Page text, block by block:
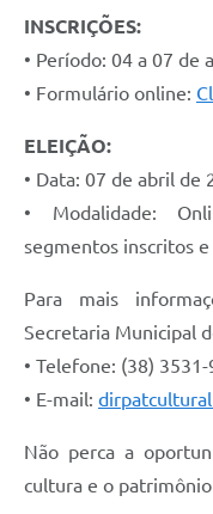
INSCRIÇÕES:
• Período: 04 a 07 de
• Formulário online:
ELEIÇÃO:
• Data: 07 de abril de
• Modalidade:
segmentos inscritos
Para mais
Secretaria Municipal
• Telefone: (38) 3531-
• E-mail:
Não perca a
cultura e o